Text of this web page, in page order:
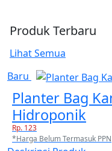
Produk Terbaru
Lihat Semua
Baru
Planter Bag
Hidroponik
Rp. 123
*Harga Belum Termasuk PPN